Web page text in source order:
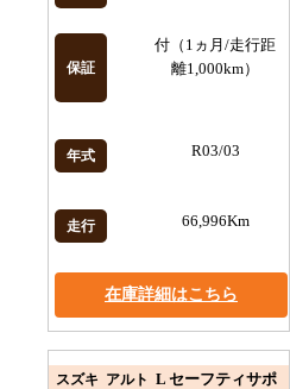
保証
付（1ヵ月/走行距
離1,000km）
年式 R03/03
走行 66,996Km
在庫詳細はこちら
スズキ アルト L セーフティサポ